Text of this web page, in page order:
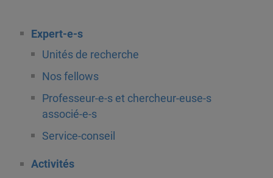
Expert-e-s
Unités de recherche
Nos fellows
Professeur-e-s et chercheur-euse-s
associé-e-s
Service-conseil
Activités